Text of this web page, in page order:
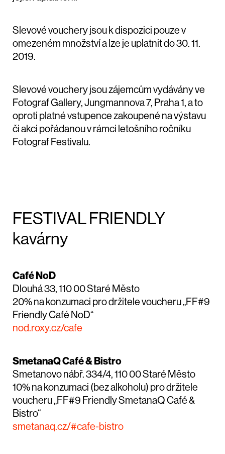
Slevové vouchery jsou k dispozici pouze v
omezeném množství a lze je uplatnit do 30. 11.
2019.
Slevové vouchery jsou zájemcům vydávány ve
Fotograf Gallery, Jungmannova 7, Praha 1, a to
oproti platné vstupence zakoupené na výstavu
či akci pořádanou v rámci letošního ročníku
Fotograf Festivalu.
FESTIVAL FRIENDLY
kavárny
Café NoD
Dlouhá 33, 110 00 Staré Město
20% na konzumaci pro držitele voucheru „FF#9
Friendly Café NoD“
nod.roxy.cz/cafe
SmetanaQ Café & Bistro
Smetanovo nábř. 334/4, 110 00 Staré Město
10% na konzumaci (bez alkoholu) pro držitele
voucheru „FF#9 Friendly SmetanaQ Café &
Bistro“
smetanaq.cz/#cafe-bistro